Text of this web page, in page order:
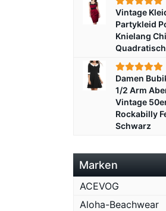
Vintage
Partykleid
Knielang
Damen
1/2 Arm
Vintage
Rockabilly
Schwarz
Marken
ACEVOG
Aloha-Beachwear